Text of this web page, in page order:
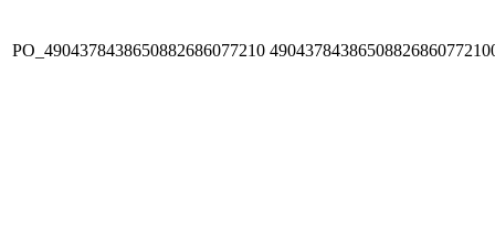
PO_4904378438650882686077210